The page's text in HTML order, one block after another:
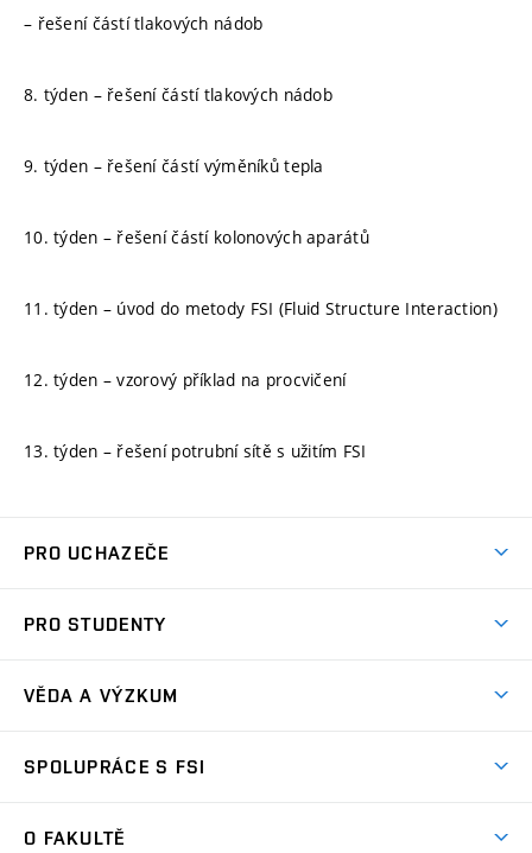
– řešení částí tlakových nádob
8. týden – řešení částí tlakových nádob
9. týden – řešení částí výměníků tepla
10. týden – řešení částí kolonových aparátů
11. týden – úvod do metody FSI (Fluid Structure Interaction)
12. týden – vzorový příklad na procvičení
13. týden – řešení potrubní sítě s užitím FSI
PRO UCHAZEČE
Ambasadoři studia
Zápisy
PRO STUDENTY
Studijní předpisy
Pro prváky
VĚDA A VÝZKUM
Oblasti výzkumu
SPOLUPRÁCE S FSI
O FAKULTĚ